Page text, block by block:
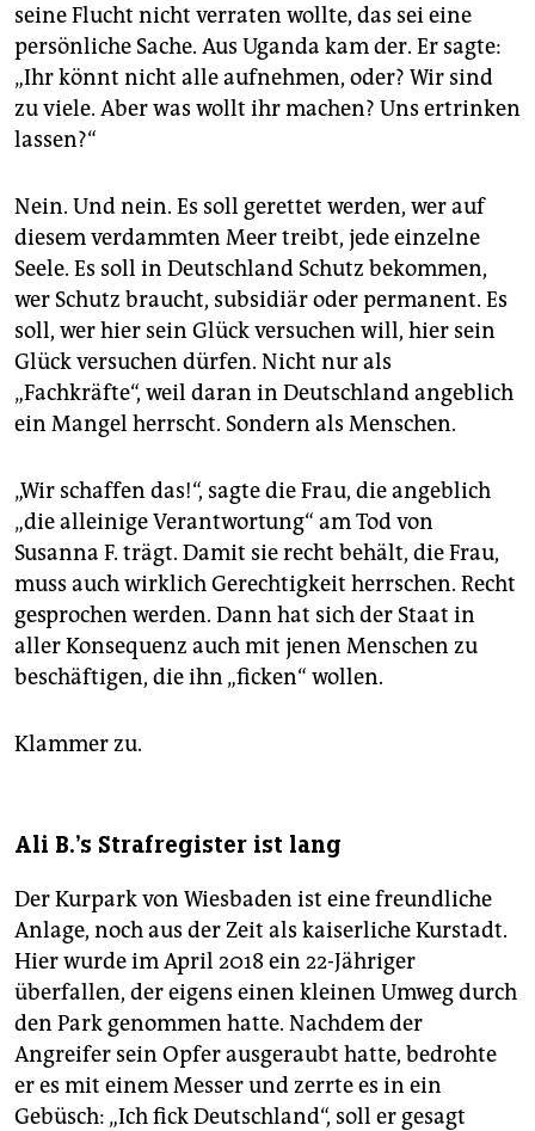
seine Flucht nicht verraten wollte, das sei eine
persönliche Sache. Aus Uganda kam der. Er sagte:
„Ihr könnt nicht alle aufnehmen, oder? Wir sind
zu viele. Aber was wollt ihr machen? Uns ertrinken
lassen?“
Nein. Und nein. Es soll gerettet werden, wer auf
diesem verdammten Meer treibt, jede einzelne
Seele. Es soll in Deutschland Schutz bekommen,
wer Schutz braucht, subsidiär oder permanent. Es
soll, wer hier sein Glück versuchen will, hier sein
Glück versuchen dürfen. Nicht nur als
„Fachkräfte“, weil daran in Deutschland angeblich
ein Mangel herrscht. Sondern als Menschen.
„Wir schaffen das!“, sagte die Frau, die angeblich
„die alleinige Verantwortung“ am Tod von
Susanna F. trägt. Damit sie recht behält, die Frau,
muss auch wirklich Gerechtigkeit herrschen. Recht
gesprochen werden. Dann hat sich der Staat in
aller Konsequenz auch mit jenen Menschen zu
beschäftigen, die ihn „ficken“ wollen.
Klammer zu.
Ali B.'s Strafregister ist lang
Der Kurpark von Wiesbaden ist eine freundliche
Anlage, noch aus der Zeit als kaiserliche Kurstadt.
Hier wurde im April 2018 ein 22-Jähriger
überfallen, der eigens einen kleinen Umweg durch
den Park genommen hatte. Nachdem der
Angreifer sein Opfer ausgeraubt hatte, bedrohte
er es mit einem Messer und zerrte es in ein
Gebüsch: „Ich fick Deutschland“, soll er gesagt